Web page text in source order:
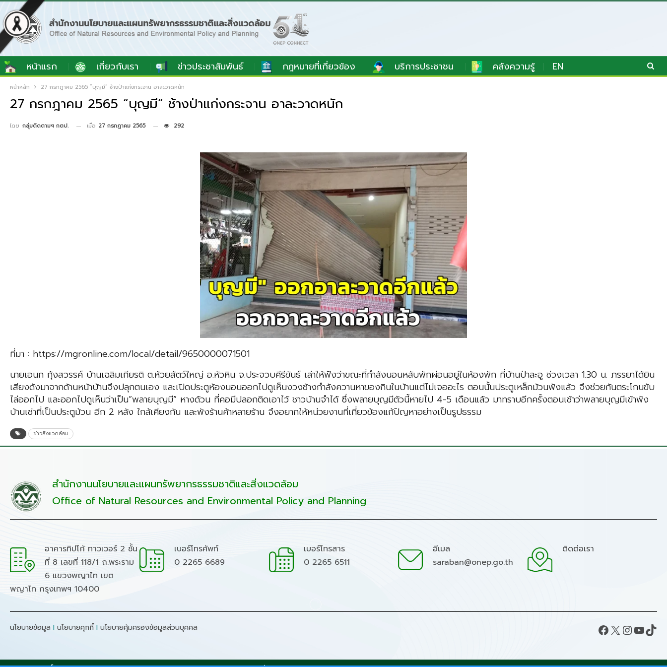
หน้าแรก เกี่ยวกับเรา ข่าวประชาสัมพันธ์ กฎหมายที่เกี่ยวข้อง บริการประชาชน คลังความรู้ EN
หน้าหลัก 27 กรกฎาคม 2565 “บุญมี” ช้างป่าแก่งกระจาน อาละวาดหนัก
27 กรกฎาคม 2565 “บุญมี” ช้างป่าแก่งกระจาน อาละวาดหนัก
โดย กลุ่มติดตามฯ กตป. เมื่อ 27 กรกฎาคม 2565 292
ที่มา : https://mgronline.com/local/detail/9650000071501
นายเอนก กุ้งสวรรค์ บ้านเฉลิมเกียรติ ต.ห้วยสัตว์ใหญ่ อ.หัวหิน จ.ประจวบคีรีขันธ์ เล่าให้ฟังว่าขณะที่กำลังนอนหลับพักผ่อนอยู่ในห้องพัก ที่บ้านป่าละอู ช่วงเวลา 1.30 น. ภรรยาได้ยิน
เสียงดังมาจากด้านหน้าบ้านจึงปลุกตนเอง และเปิดประตูห้องนอนออกไปดูเห็นงวงช้างกำลังควานหาของกินในบ้านแต่ไม่เจออะไร ตอนนั้นประตูเหล็กม้วนพังแล้ว จึงช่วยกันตระโกนขับ
ไล่ออกไป และออกไปดูเห็นว่าเป็น”พลายบุญมี” หางด้วน ที่คอมีปลอกติดเอาไว้ ชาวบ้านจำได้ ซึ่งพลายบุญมีตัวนี้หายไป 4-5 เดือนแล้ว มาทราบอีกครั้งตอนเช้าว่าพลายบุญมีเข้าพัง
บ้านเช่าที่เป็นประตูม้วน อีก 2 หลัง ใกล้เคียงกัน และพังร้านค้าหลายร้าน จึงอยากให้หน่วยงานที่เกี่ยวข้องแก้ปัญหาอย่างเป็นรูปธรรม
ข่าวสิ่งแวดล้อม
สำนักงานนโยบายและแผนทรัพยากรธรรมชาติและสิ่งแวดล้อม
Office of Natural Resources and Environmental Policy and Planning
อาคารทิปโก้ ทาวเวอร์ 2 ชั้น
ที่ 8 เลขที่ 118/1 ถ.พระราม
6 แขวงพญาไท เขต
พญาไท กรุงเทพฯ 10400
เบอร์โทรศัพท์
0 2265 6689
เบอร์โทรสาร
0 2265 6511
อีเมล
saraban@onep.go.th
ติดต่อเรา
นโยบายข้อมูล I นโยบายคุกกี้ I นโยบายคุ้มครองข้อมูลส่วนบุคคล Facebook X InstagramYouTube TikTok